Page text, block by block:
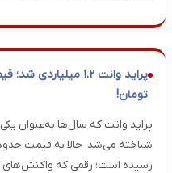
پراید وانت ۱.۲
تومان!
پراید وانت که سال‌ها به‌عنوان یکی
رسیده است؛ رقمی که واکنش‌های